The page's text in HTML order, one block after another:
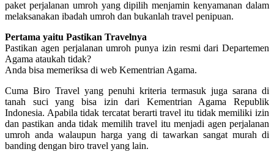
paket perjalanan umroh yang dipilih menjamin kenyamanan dalam
melaksanakan ibadah umroh dan bukanlah travel penipuan.
Pertama yaitu Pastikan Travelnya
Pastikan agen perjalanan umroh punya izin resmi dari Departemen
Agama ataukah tidak?
Anda bisa memeriksa di web Kementrian Agama.
Cuma Biro Travel yang penuhi kriteria termasuk juga sarana di
tanah suci yang bisa izin dari Kementrian Agama Republik
Indonesia. Apabila tidak tercatat berarti travel itu tidak memiliki izin
dan pastikan anda tidak memilih travel itu menjadi agen perjalanan
umroh anda walaupun harga yang di tawarkan sangat murah di
banding dengan biro travel yang lain.